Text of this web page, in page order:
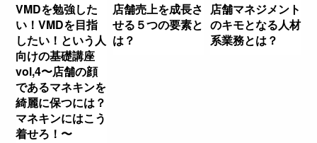
VMDを勉強した
い！VMDを目指
したい！という人
向けの基礎講座
vol,4〜店舗の顔
であるマネキンを
綺麗に保つには？
マネキンにはこう
着せろ！〜
店舗売上を成長さ
せる５つの要素と
は？
店舗マネジメント
のキモとなる人材
系業務とは？